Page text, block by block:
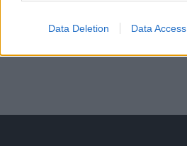
Data Deletion Data Access